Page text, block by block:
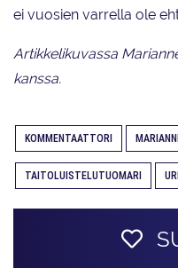
ei vuosien varrella ole
Artikkelikuvassa
kanssa.
KOMMENTAATTORI
TAITOLUISTELUTUOMARI